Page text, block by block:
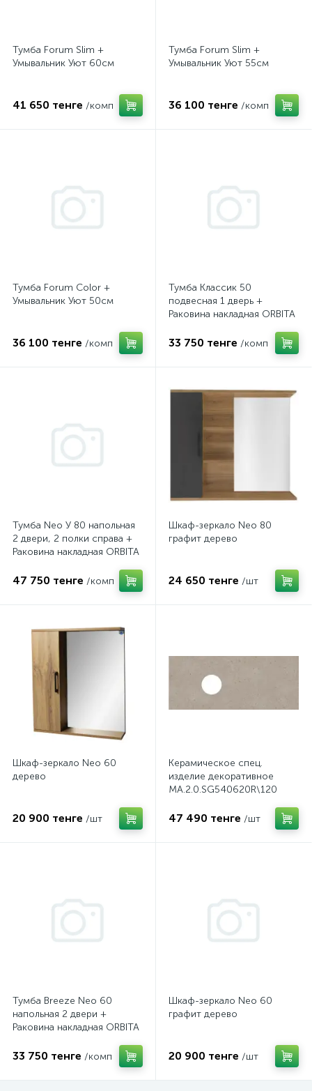
Тумба Forum Slim +
Умывальник Уют 60см
41 650 тенге /комп
Тумба Forum Slim +
Умывальник Уют 55см
36 100 тенге /комп
Тумба Forum Color +
Умывальник Уют 50см
36 100 тенге /комп
Тумба Классик 50
подвесная 1 дверь +
Раковина накладная ORBITA
33 750 тенге /комп
Тумба Neo У 80 напольная
2 двери, 2 полки справа +
Раковина накладная ORBITA
47 750 тенге /комп
Шкаф-зеркало Neo 80
графит дерево
24 650 тенге /шт
Шкаф-зеркало Neo 60
дерево
20 900 тенге /шт
Керамическое спец.
изделие декоративное
MA.2.0.SG540620R\120
Риккарди, бежевый
матовый (без отверстия)
47 490 тенге /шт
Тумба Breeze Neo 60
напольная 2 двери +
Раковина накладная ORBITA
33 750 тенге /комп
Шкаф-зеркало Neo 60
графит дерево
20 900 тенге /шт